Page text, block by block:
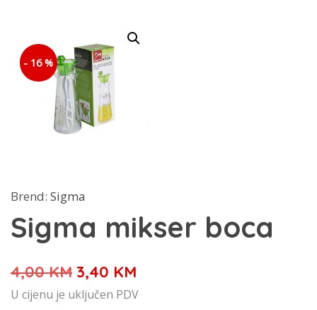
- 16 %
Brend: Sigma
Sigma mikser boca
4,00KM Izvorna
cijena
3,40 KM
cijena
U cijenu je uključen PDV